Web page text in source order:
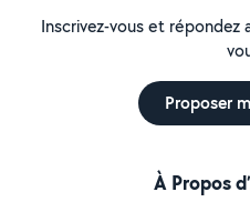
Inscrivez-vous et répondez
Proposer
À Propos